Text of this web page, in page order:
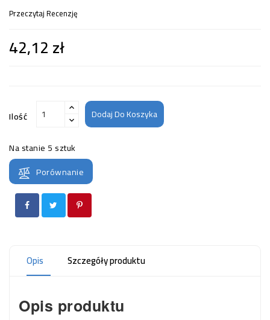
Przeczytaj Recenzję
42,12 zł
Ilość Dodaj Do Koszyka
Na stanie 5 sztuk
Porównanie
Opis Szczegóły produktu
Opis produktu